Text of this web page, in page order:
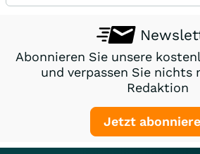
Abonnieren Sie unsere
und verpassen Sie nichts
Redaktion
Jetzt